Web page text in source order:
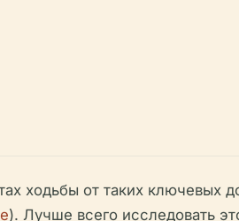
ходьбы от таких ключевых
). Лучше всего исследовать